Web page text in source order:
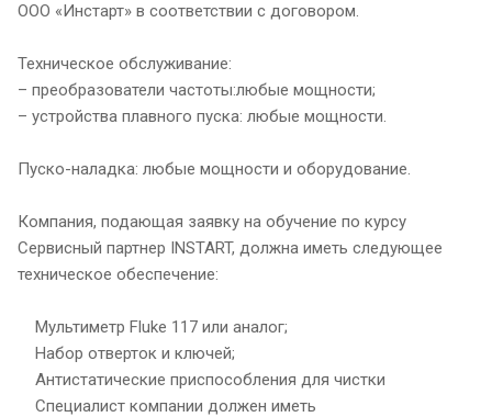
ООО «Инстарт» в соответствии с договором.
Техническое обслуживание:
– преобразователи частоты:любые мощности;
– устройства плавного пуска: любые мощности.
Пуско-наладка: любые мощности и оборудование.
Компания, подающая заявку на обучение по курсу
Сервисный партнер INSTART, должна иметь следующее
техническое обеспечение:
Мультиметр Fluke 117 или аналог;
Набор отверток и ключей;
Антистатические приспособления для чистки
Специалист компании должен иметь